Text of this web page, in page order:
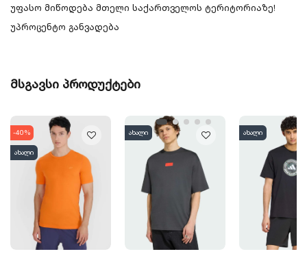
უფასო მიწოდება მთელი საქართველოს ტერიტორიაზე!
უპროცენტო განვადება
მსგავსი პროდუქტები
-40%
ახალი
ახალი ახალი